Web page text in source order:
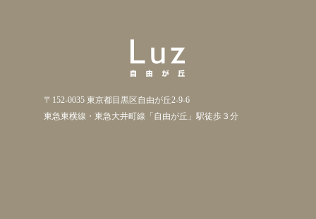
〒152-0035 東京都目黒区自由が丘2-9-6
東急東横線・東急大井町線「自由が丘」駅徒歩３分